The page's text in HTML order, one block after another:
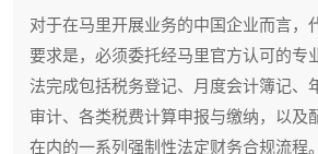
对于在马里开展业务的中国企业而言，
要求是，必须委托经马里官方认可的专
法完成包括税务登记、月度会计簿记、
审计、各类税费计算申报与缴纳，以及
在内的一系列强制性法定财务合规流程。